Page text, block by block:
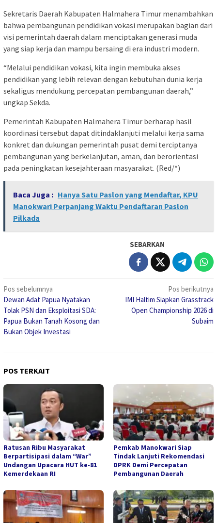
Sekretaris Daerah Kabupaten Halmahera Timur menambahkan
bahwa pembangunan pendidikan vokasi merupakan bagian dari
visi pemerintah daerah dalam menciptakan generasi muda
yang siap kerja dan mampu bersaing di era industri modern.
“Melalui pendidikan vokasi, kita ingin membuka akses
pendidikan yang lebih relevan dengan kebutuhan dunia kerja
sekaligus mendukung percepatan pembangunan daerah,”
ungkap Sekda.
Pemerintah Kabupaten Halmahera Timur berharap hasil
koordinasi tersebut dapat ditindaklanjuti melalui kerja sama
konkret dan dukungan pemerintah pusat demi terciptanya
pembangunan yang berkelanjutan, aman, dan berorientasi
pada peningkatan kesejahteraan masyarakat. (Red/*)
Baca Juga : Hanya Satu Paslon yang Mendaftar, KPU
Manokwari Perpanjang Waktu Pendaftaran Paslon
Pilkada
SEBARKAN
Navigasi
pos
Pos sebelumnya
Dewan Adat Papua Nyatakan
Tolak PSN dan Eksploitasi SDA:
Papua Bukan Tanah Kosong dan
Bukan Objek Investasi
Pos berikutnya
IMI Haltim Siapkan Grasstrack
Open Championship 2026 di
Subaim
POS TERKAIT
Ratusan Ribu Masyarakat
Berpartisipasi dalam “War”
Undangan Upacara HUT ke-81
Kemerdekaan RI
Pemkab Manokwari Siap
Tindak Lanjuti Rekomendasi
DPRK Demi Percepatan
Pembangunan Daerah